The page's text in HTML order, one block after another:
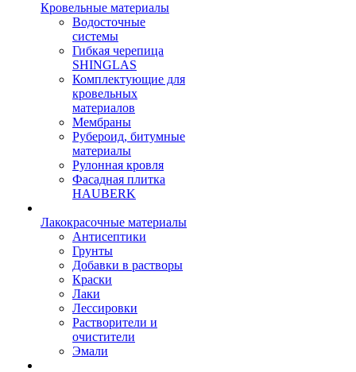
Кровельные материалы
Водосточные
системы
Гибкая черепица
SHINGLAS
Комплектующие для
кровельных
материалов
Мембраны
Рубероид, битумные
материалы
Рулонная кровля
Фасадная плитка
HAUBERK
Лакокрасочные материалы
Антисептики
Грунты
Добавки в растворы
Краски
Лаки
Лессировки
Растворители и
очистители
Эмали